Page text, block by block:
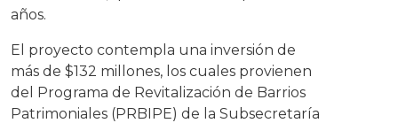
años.
El proyecto contempla una inversión de
más de $132 millones, los cuales provienen
del Programa de Revitalización de Barrios
Patrimoniales (PRBIPE) de la Subsecretaría